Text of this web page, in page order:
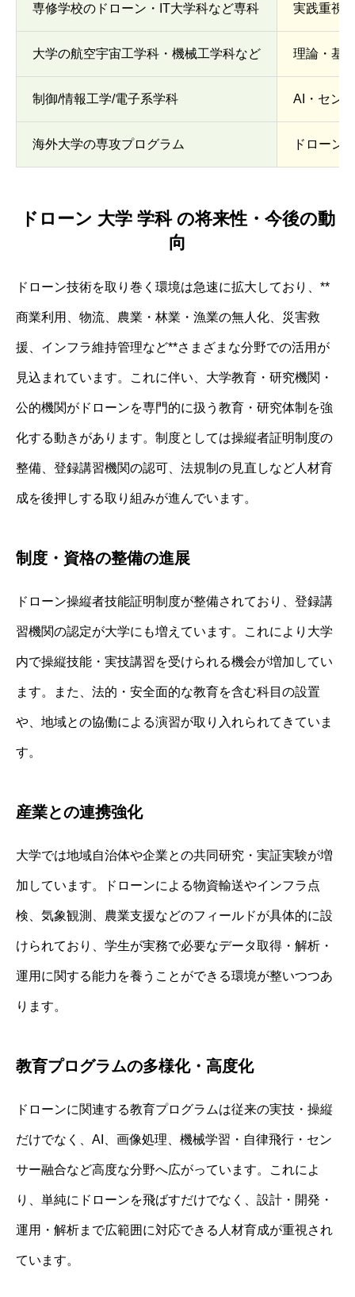
専修学校のドローン・IT大学科など専科 実践重視
大学の航空宇宙工学科・機械工学科など 理論・基
制御/情報工学/電子系学科 AI・セン
海外大学の専攻プログラム ドローン
ドローン 大学 学科 の将来性・今後の動
向
ドローン技術を取り巻く環境は急速に拡大しており、**
商業利用、物流、農業・林業・漁業の無人化、災害救
援、インフラ維持管理など**さまざまな分野での活用が
見込まれています。これに伴い、大学教育・研究機関・
公的機関がドローンを専門的に扱う教育・研究体制を強
化する動きがあります。制度としては操縦者証明制度の
整備、登録講習機関の認可、法規制の見直しなど人材育
成を後押しする取り組みが進んでいます。
制度・資格の整備の進展
ドローン操縦者技能証明制度が整備されており、登録講
習機関の認定が大学にも増えています。これにより大学
内で操縦技能・実技講習を受けられる機会が増加してい
ます。また、法的・安全面的な教育を含む科目の設置
や、地域との協働による演習が取り入れられてきていま
す。
産業との連携強化
大学では地域自治体や企業との共同研究・実証実験が増
加しています。ドローンによる物資輸送やインフラ点
検、気象観測、農業支援などのフィールドが具体的に設
けられており、学生が実務で必要なデータ取得・解析・
運用に関する能力を養うことができる環境が整いつつあ
ります。
教育プログラムの多様化・高度化
ドローンに関連する教育プログラムは従来の実技・操縦
だけでなく、AI、画像処理、機械学習・自律飛行・セン
サー融合など高度な分野へ広がっています。これによ
り、単純にドローンを飛ばすだけでなく、設計・開発・
運用・解析まで広範囲に対応できる人材育成が重視され
ています。